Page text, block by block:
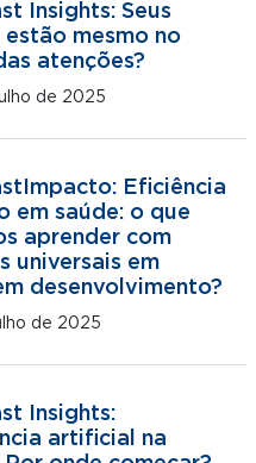
Insights: Seus
estão mesmo no
atenções?
de 2025
Eficiência
em saúde: o que
aprender com
universais em
desenvolvimento?
de 2025
Insights:
artificial na